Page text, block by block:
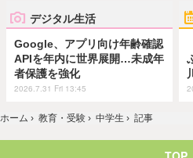
デジタル生活
Google、アプリ向け年齢確認
APIを年内に世界展開…未成年
者保護を強化
2026.7.31 Fri 13:45
ホーム › 教育・受験 › 中学生 › 記事